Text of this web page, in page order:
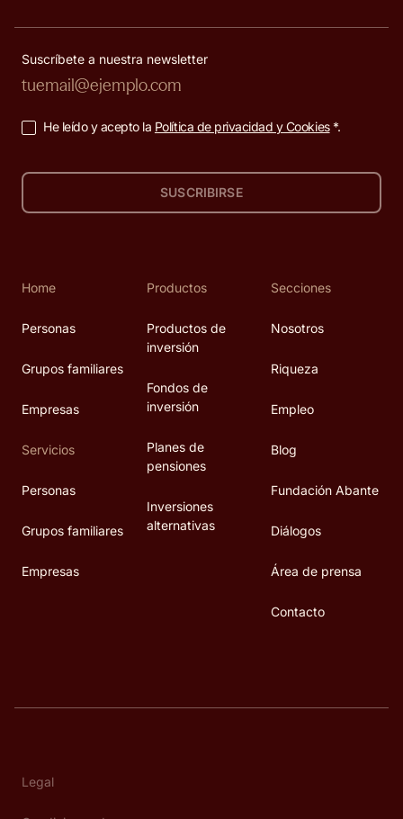
Suscríbete a nuestra newsletter
He leído y acepto la Política de privacidad y Cookies*.
SUSCRIBIRSE
Home
Personas
Grupos familiares
Empresas
Servicios
Personas
Grupos familiares
Empresas
Productos
Productos de
inversión
Fondos de
inversión
Planes de
pensiones
Inversiones
alternativas
Secciones
Nosotros
Riqueza
Empleo
Blog
Fundación Abante
Diálogos
Área de prensa
Contacto
Legal